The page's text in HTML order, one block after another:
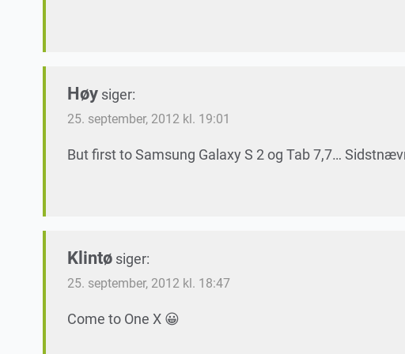
Høy siger:
25. september, 2012 kl. 19:01
But first to Samsung Galaxy S 2 og Tab 7,7…
Klintø siger:
25. september, 2012 kl. 18:47
Come to One X 😀